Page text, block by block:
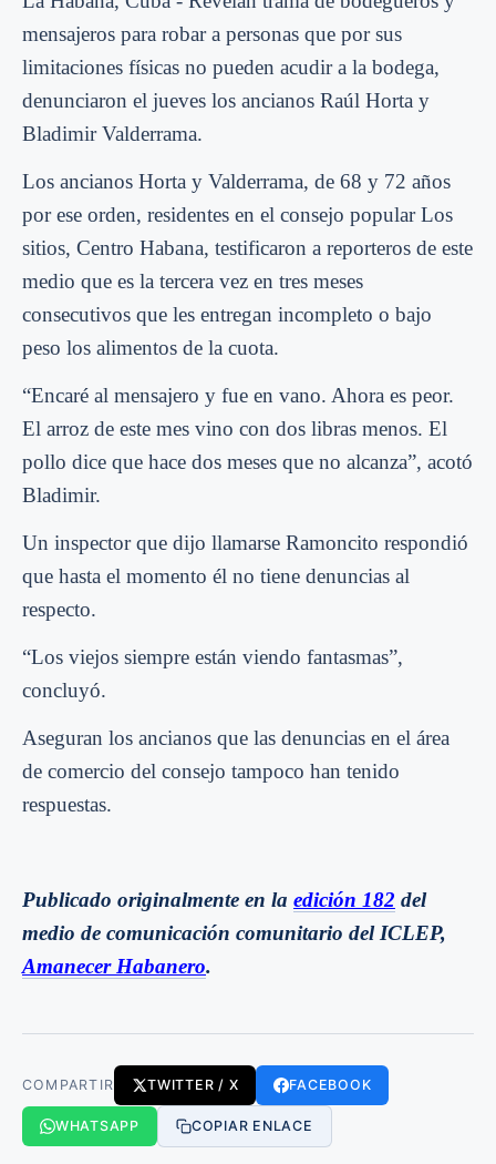
mensajeros para robar a personas que por sus
limitaciones físicas no pueden acudir a la bodega,
denunciaron el jueves los ancianos Raúl Horta y
Bladimir Valderrama.
Los ancianos Horta y Valderrama, de 68 y 72 años
por ese orden, residentes en el consejo popular Los
sitios, Centro Habana, testificaron a reporteros de este
medio que es la tercera vez en tres meses
consecutivos que les entregan incompleto o bajo
peso los alimentos de la cuota.
“Encaré al mensajero y fue en vano. Ahora es peor.
El arroz de este mes vino con dos libras menos. El
pollo dice que hace dos meses que no alcanza”, acotó
Bladimir.
Un inspector que dijo llamarse Ramoncito respondió
que hasta el momento él no tiene denuncias al
respecto.
“Los viejos siempre están viendo fantasmas”,
concluyó.
Aseguran los ancianos que las denuncias en el área
de comercio del consejo tampoco han tenido
respuestas.
Publicado originalmente en la edición 182 del
medio de comunicación comunitario del ICLEP,
Amanecer Habanero.
COMPARTIR TWITTER / X FACEBOOK
WHATSAPP COPIAR ENLACE